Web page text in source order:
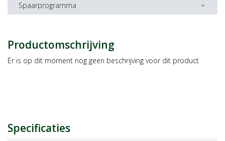
Spaarprogramma expand_more
Productomschrijving
Er is op dit moment nog geen beschrijving voor dit product
Specificaties